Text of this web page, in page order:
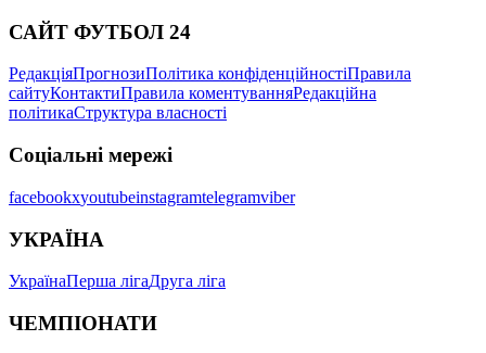
САЙТ ФУТБОЛ 24
РедакціяПрогнозиПолітика конфіденційностіПравила
сайтуКонтактиПравила коментуванняРедакційна
політикаСтруктура власності
Соціальні мережі
facebookxyoutubeinstagramtelegramviber
УКРАЇНА
УкраїнаПерша лігаДруга ліга
ЧЕМПІОНАТИ